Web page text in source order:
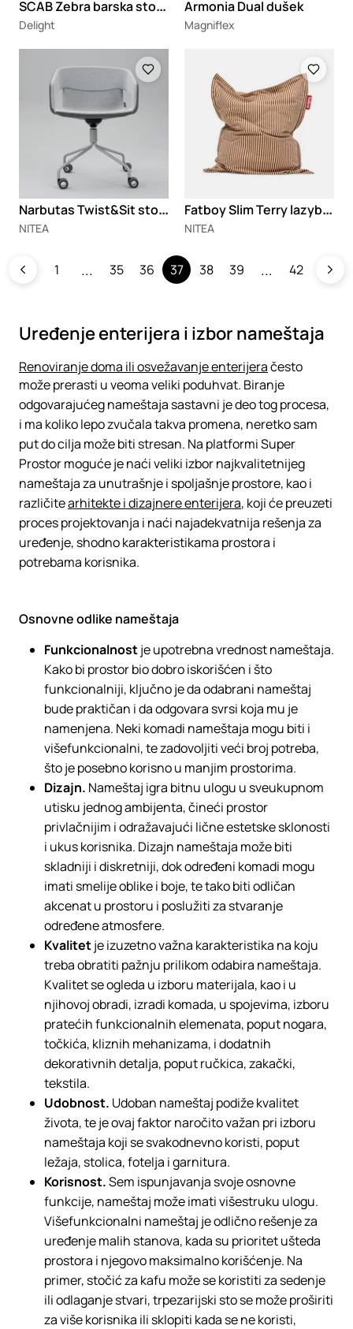
S
CAB Zebra barska stolica
Delight
Armonia Dual dušek
Magniflex
N
arbutas Twist&Sit stolice
NITEA
F
atboy Slim Terry lazybag
NITEA
1 35 36 37 38 39 42
Uređenje enterijera i izbor nameštaja
Renoviranje doma ili osvežavanje enterijeračesto
može prerasti u veoma veliki poduhvat. Biranje
odgovarajućeg nameštaja sastavni je deo tog procesa,
i ma koliko lepo zvučala takva promena, neretko sam
put do cilja može biti stresan. Na platformi Super
Prostor moguće je naći veliki izbor najkvalitetnijeg
nameštaja za unutrašnje i spoljašnje prostore, kao i
različitearhitekte i dizajnere enterijera, koji će preuzeti
proces projektovanja i naći najadekvatnija rešenja za
uređenje, shodno karakteristikama prostora i
potrebama korisnika.
Osnovne odlike nameštaja
Funkcionalnostje upotrebna vrednost nameštaja.
Kako bi prostor bio dobro iskorišćen i što
funkcionalniji, ključno je da odabrani nameštaj
bude praktičan i da odgovara svrsi koja mu je
namenjena. Neki komadi nameštaja mogu biti i
višefunkcionalni, te zadovoljiti veći broj potreba,
što je posebno korisno u manjim prostorima.
Dizajn. Nameštaj igra bitnu ulogu u sveukupnom
utisku jednog ambijenta, čineći prostor
privlačnijim i odražavajući lične estetske sklonosti
i ukus korisnika. Dizajn nameštaja može biti
skladniji i diskretniji, dok određeni komadi mogu
imati smelije oblike i boje, te tako biti odličan
akcenat u prostoru i poslužiti za stvaranje
određene atmosfere.
Kvalitetje izuzetno važna karakteristika na koju
treba obratiti pažnju prilikom odabira nameštaja.
Kvalitet se ogleda u izboru materijala, kao i u
njihovoj obradi, izradi komada, u spojevima, izboru
pratećih funkcionalnih elemenata, poput nogara,
točkića, kliznih mehanizama, i dodatnih
dekorativnih detalja, poput ručkica, zakački,
tekstila.
Udobnost. Udoban nameštaj podiže kvalitet
života, te je ovaj faktor naročito važan pri izboru
nameštaja koji se svakodnevno koristi, poput
ležaja, stolica, fotelja i garnitura.
Korisnost.Sem ispunjavanja svoje osnovne
funkcije, nameštaj može imati višestruku ulogu.
Višefunkcionalni nameštaj je odlično rešenje za
uređenje malih stanova, kada su prioritet ušteda
prostora i njegovo maksimalno korišćenje. Na
primer, stočić za kafu može se koristiti za sedenje
ili odlaganje stvari, trpezarijski sto se može proširiti
za više korisnika ili sklopiti kada se ne koristi,